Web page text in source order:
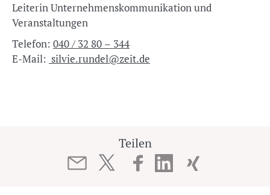
Leiterin Unternehmenskommunikation und
Veranstaltungen
Telefon: 040 / 32 80 – 344
E-Mail: silvie.rundel@zeit.de
Teilen